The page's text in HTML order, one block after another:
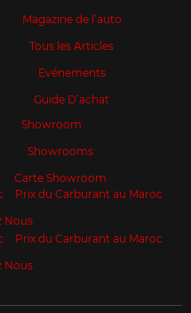
Magazine de l’auto
Tous les Articles
Evénements
Guide D’achat
Showroom
Showrooms
Carte Showroom
Prix du Carburant au Maroc
Nous
Prix du Carburant au Maroc
Nous